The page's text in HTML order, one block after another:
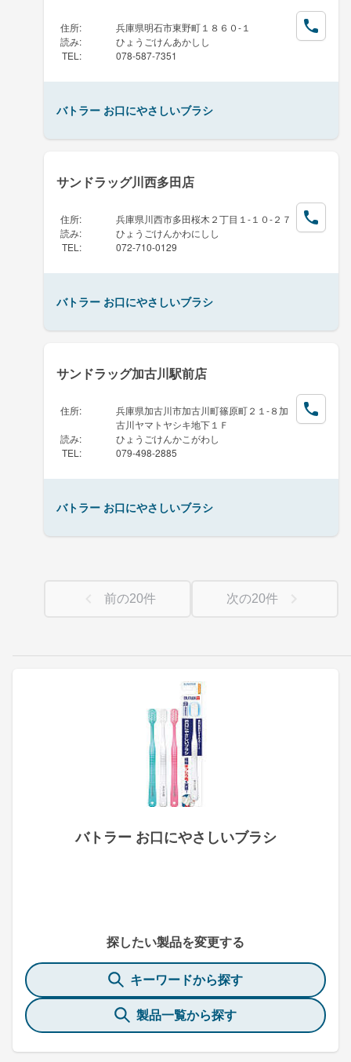
バトラー お口にやさしいブラシ
探したい製品を変更する
キーワードから探す
製品一覧から探す
住所:
兵庫県明石市東野町１８６０-１
読み:
ひょうごけんあかしし
TEL : 078-587-7351
バトラー お口にやさしいブラシ
サンドラッグ川西多田店
住所:
兵庫県川西市多田桜木２丁目１-１０-２７
読み:
ひょうごけんかわにしし
TEL : 072-710-0129
バトラー お口にやさしいブラシ
サンドラッグ加古川駅前店
住所:
兵庫県加古川市加古川町篠原町２１-８加
古川ヤマトヤシキ地下１Ｆ
読み:
ひょうごけんかこがわし
TEL : 079-498-2885
バトラー お口にやさしいブラシ
前の20件 次の20件